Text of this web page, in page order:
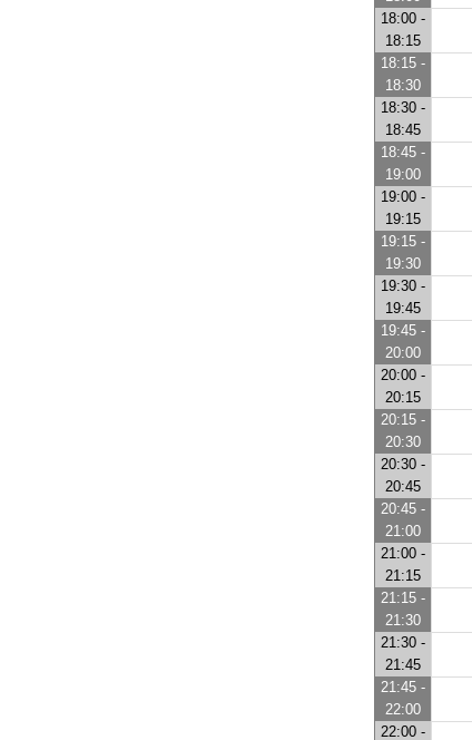
18:00 -
18:15
18:15 -
18:30
18:30 -
18:45
18:45 -
19:00
19:00 -
19:15
19:15 -
19:30
19:30 -
19:45
19:45 -
20:00
20:00 -
20:15
20:15 -
20:30
20:30 -
20:45
20:45 -
21:00
21:00 -
21:15
21:15 -
21:30
21:30 -
21:45
21:45 -
22:00
22:00 -